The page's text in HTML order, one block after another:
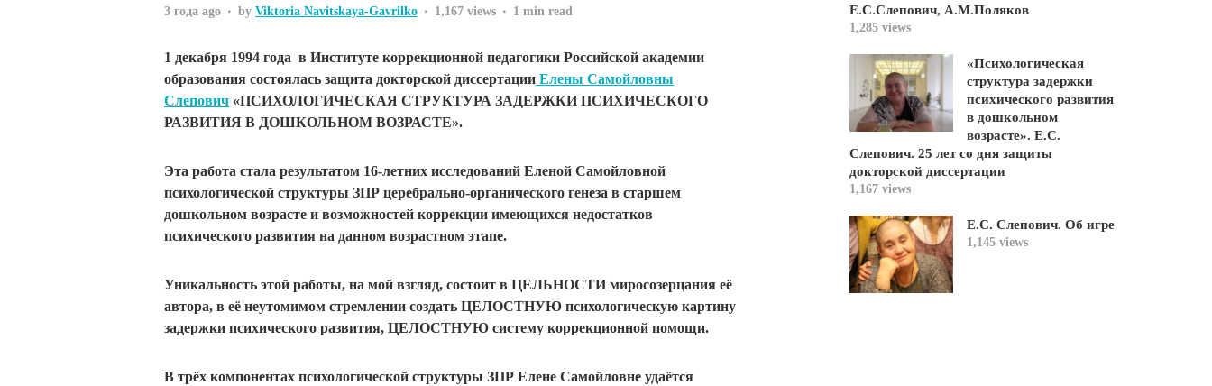
3 года ago by Viktoria Navitskaya-Gavrilko 1,167 views 1 min read
1 декабря 1994 года в Институте коррекционной педагогики Российской академии
образования состоялась защита докторской диссертации Елены Самойловны
Слепович «ПСИХОЛОГИЧЕСКАЯ СТРУКТУРА ЗАДЕРЖКИ ПСИХИЧЕСКОГО
РАЗВИТИЯ В ДОШКОЛЬНОМ ВОЗРАСТЕ».
Эта работа стала результатом 16-летних исследований Еленой Самойловной
психологической структуры ЗПР церебрально-органического генеза в старшем
дошкольном возрасте и возможностей коррекции имеющихся недостатков
психического развития на данном возрастном этапе.
Уникальность этой работы, на мой взгляд, состоит в ЦЕЛЬНОСТИ миросозерцания её
автора, в её неутомимом стремлении создать ЦЕЛОСТНУЮ психологическую картину
задержки психического развития, ЦЕЛОСТНУЮ систему коррекционной помощи.
В трёх компонентах психологической структуры ЗПР Елене Самойловне удаётся
Е.С.Слепович, А.М.Поляков
1,285 views
«Психологическая
структура задержки
психического развития
в дошкольном
возрасте». Е.С.
Слепович. 25 лет со дня защиты
докторской диссертации
1,167 views
Е.С. Слепович. Об игре
1,145 views